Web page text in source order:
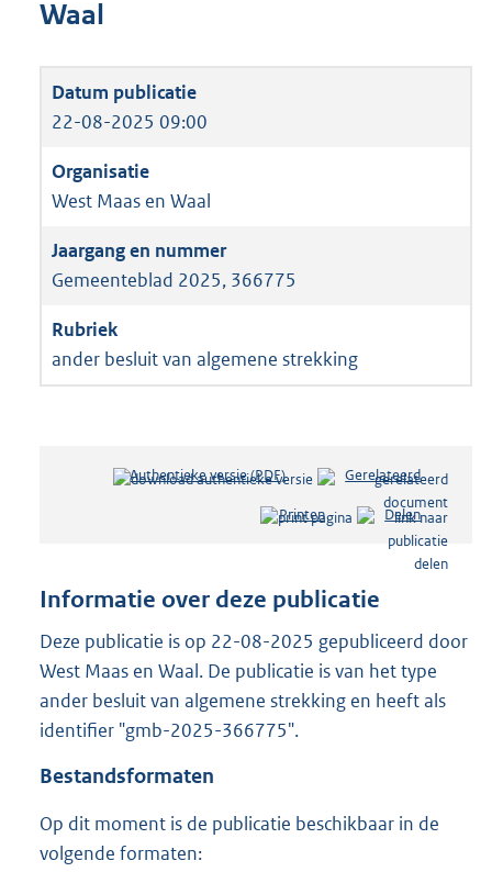
Waal
22-08-2025 09:00
West Maas en Waal
Gemeenteblad 2025, 366775
ander besluit van algemene strekking
Authentieke versie (PDF)b
s
d
s
r
o
o
:
Gerelateerd
Printen Delen
Informatie over deze publicatie
Deze publicatie is op 22-08-2025 gepubliceerd door
West Maas en Waal. De publicatie is van het type
ander besluit van algemene strekking en heeft als
identifier "gmb-2025-366775".
Bestandsformaten
Op dit moment is de publicatie beschikbaar in de
volgende formaten: